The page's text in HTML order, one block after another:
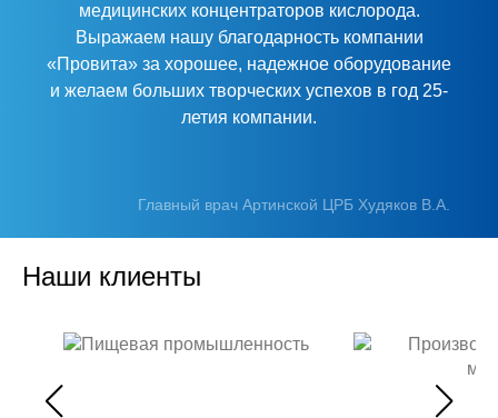
медицинских концентраторов кислорода.
Выражаем нашу благодарность компании
«Провита» за хорошее, надежное оборудование
и желаем больших творческих успехов в год 25-
летия компании.
Главный врач Артинской ЦРБ Худяков В.А.
Наши клиенты